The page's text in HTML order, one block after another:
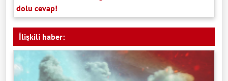
dolu cevap!
İlişkili haber: